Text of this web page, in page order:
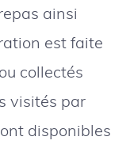
ainsi
est faite
collectés
visités par
disponibles